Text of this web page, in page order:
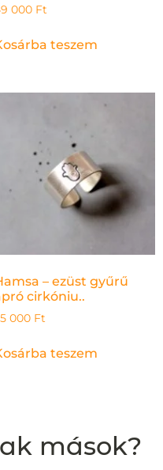
000 Ft
teszem
– ezüst gyűrű
cirkóniu..
000 Ft
teszem
mások?